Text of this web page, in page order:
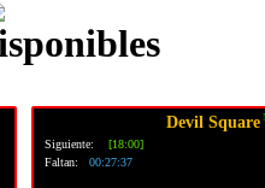
Devil Square
Siguiente:
[18:00]
Faltan: 00:27:36